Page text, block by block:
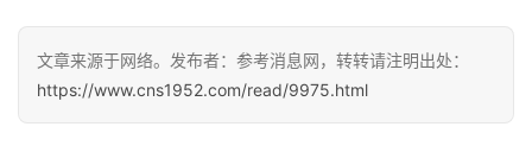
快
讯
文章来源于网络。发布者：参考消息网，转转请注明出处：
https://www.cns1952.com/read/9975.html